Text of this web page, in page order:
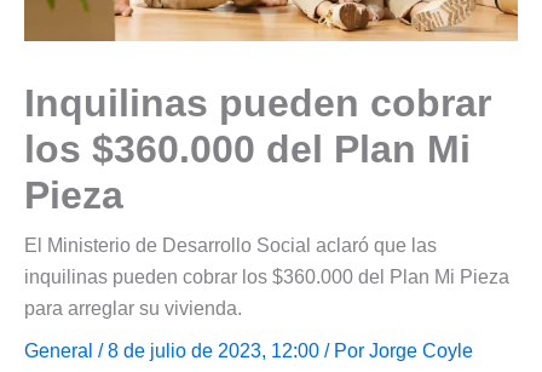
Inquilinas pueden cobrar
los $360.000 del Plan Mi
Pieza
El Ministerio de Desarrollo Social aclaró que las
inquilinas pueden cobrar los $360.000 del Plan Mi Pieza
para arreglar su vivienda.
General / 8 de julio de 2023, 12:00 / Por Jorge Coyle